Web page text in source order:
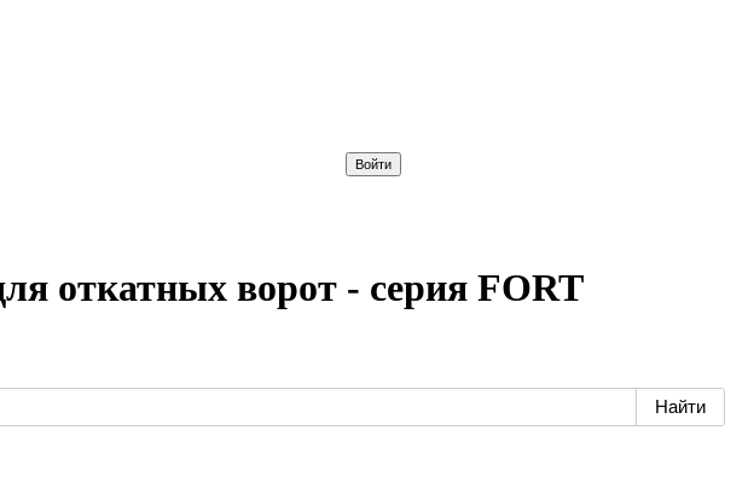
откатных ворот - серия FORT